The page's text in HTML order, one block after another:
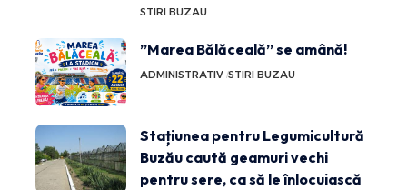
STIRI BUZAU
”Marea Bălăceală” se amână!
ADMINISTRATIV STIRI BUZAU
Stațiunea pentru Legumicultură
Buzău caută geamuri vechi
pentru sere, ca să le înlocuiască